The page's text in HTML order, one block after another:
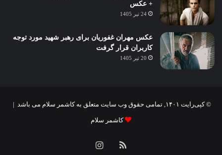
+ عکس
24 تیر 1405
عکس مهران غفوریان برای رهبر شهید مورد توجه
کاربران قرار گرفت
20 تیر 1405
© کپی‌رایت ۱۴۰۱, تمامی حقوق وب سایت متعلق به کاشمر سلام می باشد |
کاشمر سلام
خوراکاینستاگرام